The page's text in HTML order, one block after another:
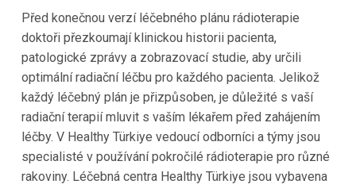
Před konečnou verzí léčebného plánu rádioterapie
doktoři přezkoumají klinickou historii pacienta,
patologické zprávy a zobrazovací studie, aby určili
optimální radiační léčbu pro každého pacienta. Jelikož
každý léčebný plán je přizpůsoben, je důležité s vaší
radiační terapií mluvit s vaším lékařem před zahájením
léčby. V Healthy Türkiye vedoucí odborníci a týmy jsou
specialisté v používání pokročilé rádioterapie pro různé
rakoviny. Léčebná centra Healthy Türkiye jsou vybavena